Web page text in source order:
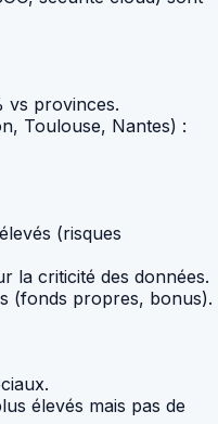
vs provinces.
Toulouse, Nantes) :
(risques
la criticité des données.
(fonds propres, bonus).
élevés mais pas de